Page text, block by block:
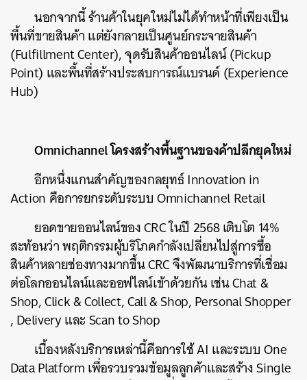
นอกจากนี้ ร้านค้าในยุคใหม่ไม่ได้ทำหน้าที่เพียงเป็น
พื้นที่ขายสินค้า แต่ยังกลายเป็นศูนย์กระจายสินค้า
(Fulfillment Center), จุดรับสินค้าออนไลน์ (Pickup
Point) และพื้นที่สร้างประสบการณ์แบรนด์ (Experience
Hub)
Omnichannel โครงสร้างพื้นฐานของค้าปลีกยุคใหม่
อีกหนึ่งแกนสำคัญของกลยุทธ์ Innovation in
Action คือการยกระดับระบบ Omnichannel Retail
ยอดขายออนไลน์ของ CRC ในปี 2568 เติบโต 14%
สะท้อนว่า พฤติกรรมผู้บริโภคกำลังเปลี่ยนไปสู่การซื้อ
สินค้าหลายช่องทางมากขึ้น CRC จึงพัฒนาบริการที่เชื่อม
ต่อโลกออนไลน์และออฟไลน์เข้าด้วยกัน เช่น Chat &
Shop, Click & Collect, Call & Shop, Personal Shopper
, Delivery และ Scan to Shop
เบื้องหลังบริการเหล่านี้คือการใช้ AI และระบบ One
Data Platform เพื่อรวบรวมข้อมูลลูกค้าและสร้าง Single